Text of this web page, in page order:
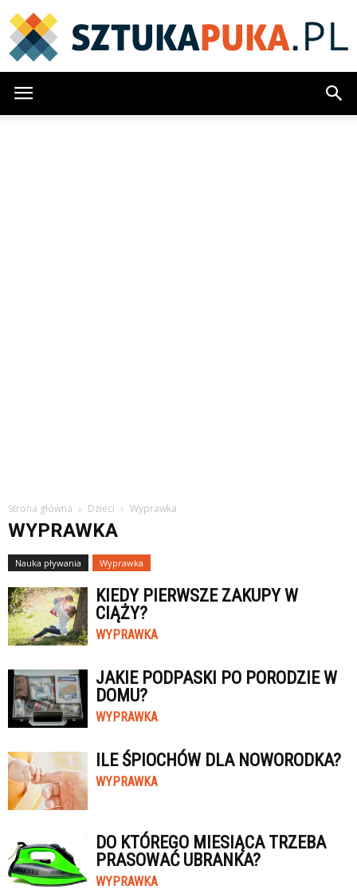
Strona główna Dzieci Wyprawka
WYPRAWKA
Nauka pływania Wyprawka
KIEDY PIERWSZE ZAKUPY W
CIĄŻY?
WYPRAWKA
JAKIE PODPASKI PO PORODZIE W
DOMU?
WYPRAWKA
ILE ŚPIOCHÓW DLA NOWORODKA?
WYPRAWKA
DO KTÓREGO MIESIĄCA TRZEBA
PRASOWAĆ UBRANKA?
WYPRAWKA